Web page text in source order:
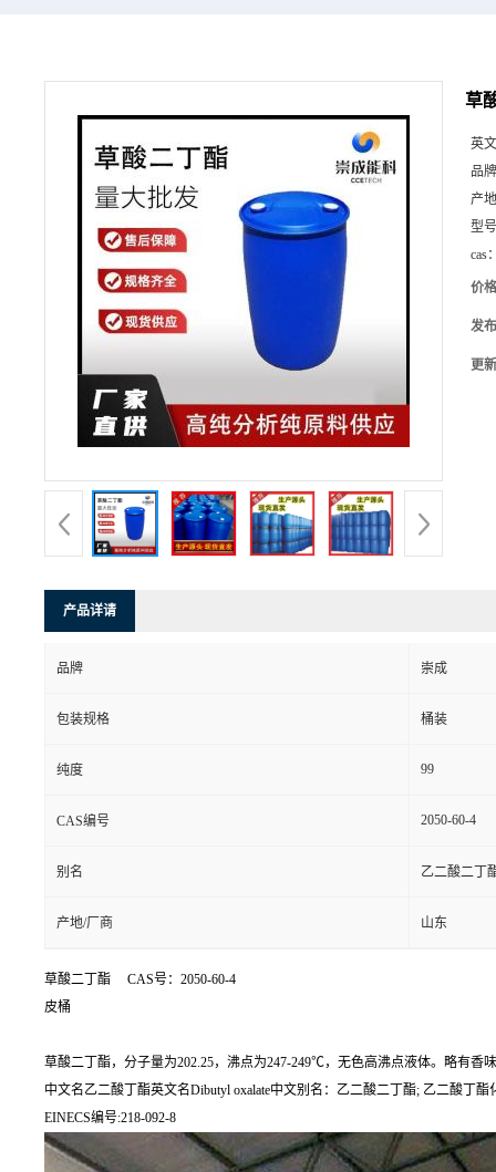
草
英
品
产
型
cas
价
发
更
产品详请
品牌 崇成
包装规格 桶装
纯度 99
CAS编号 2050-60-4
别名 乙二酸二丁
产地/厂商 山东
草酸二丁酯 CAS号：2050-60-4
皮桶
草酸二丁酯，分子量为202.25，沸点为247-249℃，无色高沸点液体。略有香
中文名乙二酸丁酯英文名Dibutyl oxalate中文别名：乙二酸二丁酯; 乙二酸丁
EINECS编号:218-092-8